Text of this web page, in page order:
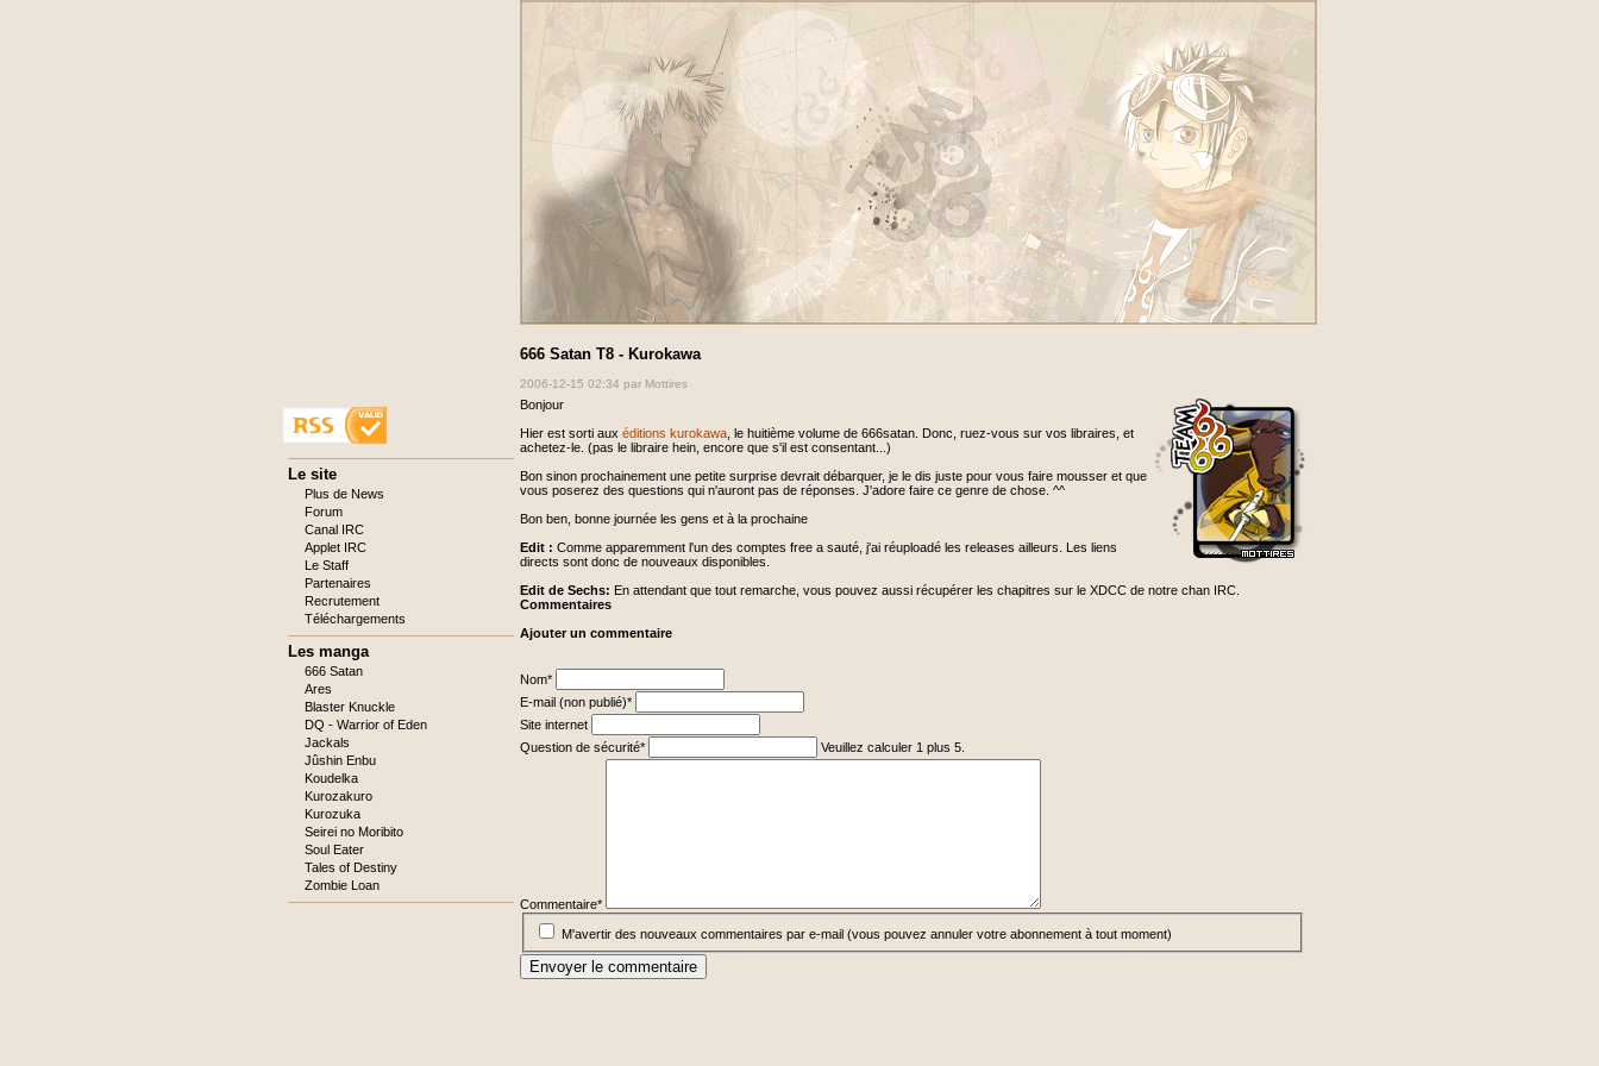
666 Satan T8 - Kurokawa
2006-12-15 02:34 par Mottires
Bonjour
Hier est sorti aux éditions kurokawa , le huitième volume de 666satan. Donc, ruez-vous sur vos libraires, et
achetez-le. (pas le libraire hein, encore que s'il est consentant...)
Bon sinon prochainement une petite surprise devrait débarquer, je le dis juste pour vous faire mousser et que
vous poserez des questions qui n'auront pas de réponses. J'adore faire ce genre de chose. ^^
Bon ben, bonne journée les gens et à la prochaine
Edit : Comme apparemment l'un des comptes free a sauté, j'ai réuploadé les releases ailleurs. Les liens
directs sont donc de nouveaux disponibles.
Edit de Sechs: En attendant que tout remarche, vous pouvez aussi récupérer les chapitres sur le XDCC de notre chan IRC.
Commentaires
Ajouter un commentaire
Champ
obligatoire
Nom*
Champ
obligatoire
E-mail (non publié)*
Site internet
Champ
obligatoire
Question de sécurité*
Veuillez calculer 1 plus 5.
Commentaire*
M'avertir des nouveaux commentaires par e-mail (vous pouvez annuler votre abonnement à tout moment)
Envoyer le commentaire
Aller
au
contenu
Le site
Plus de News
Forum
Canal IRC
Applet IRC
Le Staff
Partenaires
Recrutement
Téléchargements
Les manga
666 Satan
Ares
Blaster Knuckle
DQ - Warrior of Eden
Jackals
Jûshin Enbu
Koudelka
Kurozakuro
Kurozuka
Seirei no Moribito
Soul Eater
Tales of Destiny
Zombie Loan